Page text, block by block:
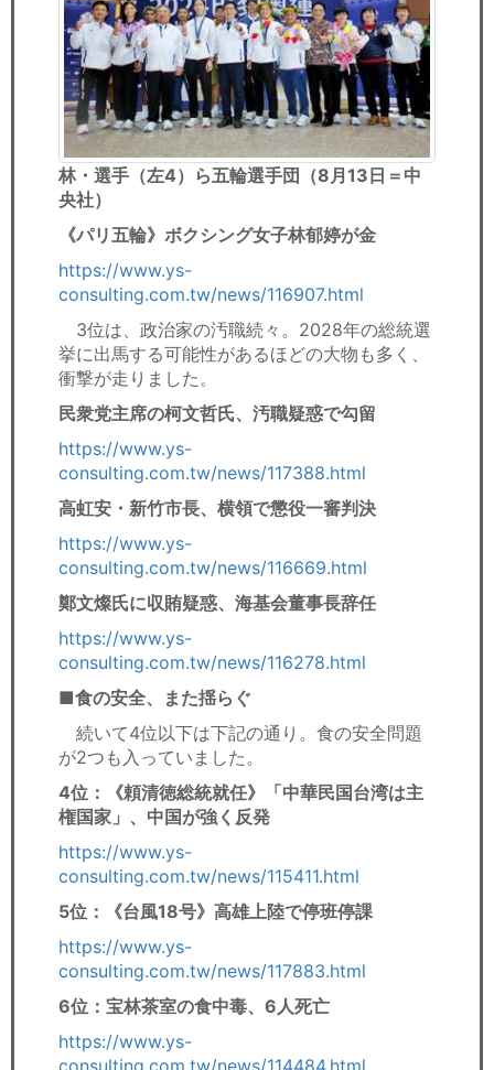
林・選手（左4）ら五輪選手団（8月13日＝中
央社）
《パリ五輪》ボクシング女子林郁婷が金
https://www.ys-
consulting.com.tw/news/116907.html
3位は、政治家の汚職続々。2028年の総統選
挙に出馬する可能性があるほどの大物も多く、
衝撃が走りました。
民衆党主席の柯文哲氏、汚職疑惑で勾留
https://www.ys-
consulting.com.tw/news/117388.html
高虹安・新竹市長、横領で懲役一審判決
https://www.ys-
consulting.com.tw/news/116669.html
鄭文燦氏に収賄疑惑、海基会董事長辞任
https://www.ys-
consulting.com.tw/news/116278.html
■食の安全、また揺らぐ
続いて4位以下は下記の通り。食の安全問題
が2つも入っていました。
4位：《頼清徳総統就任》「中華民国台湾は主
権国家」、中国が強く反発
https://www.ys-
consulting.com.tw/news/115411.html
5位：《台風18号》高雄上陸で停班停課
https://www.ys-
consulting.com.tw/news/117883.html
6位：宝林茶室の食中毒、6人死亡
https://www.ys-
consulting.com.tw/news/114484.html